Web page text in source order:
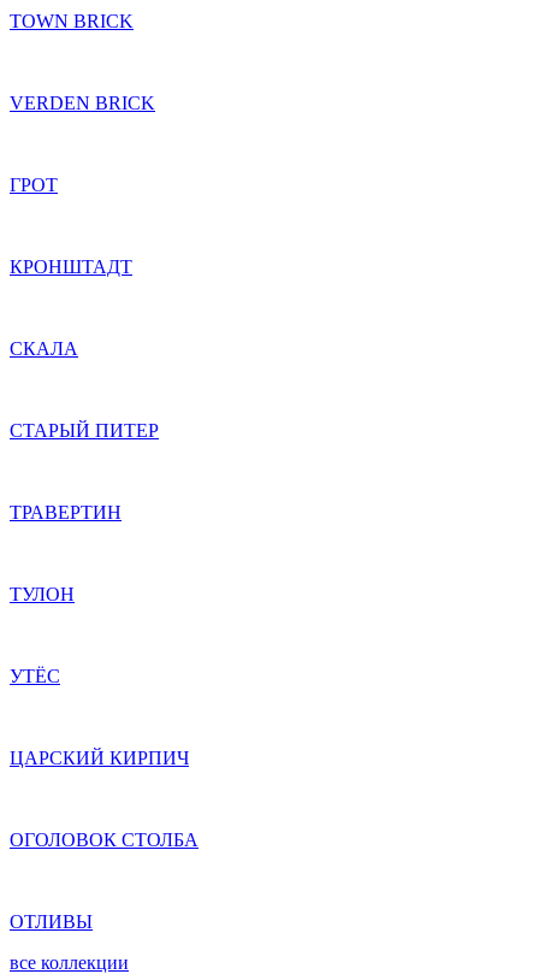
TOWN BRICK
VERDEN BRICK
ГРОТ
КРОНШТАДТ
СКАЛА
СТАРЫЙ ПИТЕР
ТРАВЕРТИН
ТУЛОН
УТЁС
ЦАРСКИЙ КИРПИЧ
ОГОЛОВОК СТОЛБА
ОТЛИВЫ
все коллекции